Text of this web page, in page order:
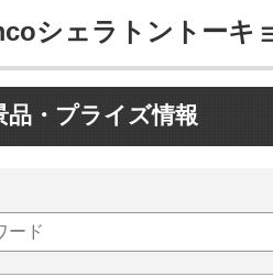
シェラトントーキ
品・プライズ情報